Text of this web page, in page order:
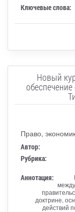
Ключевые слова:
Новый
Право,
Автор:
Рубрика:
Аннотация:
доктрине,
действий